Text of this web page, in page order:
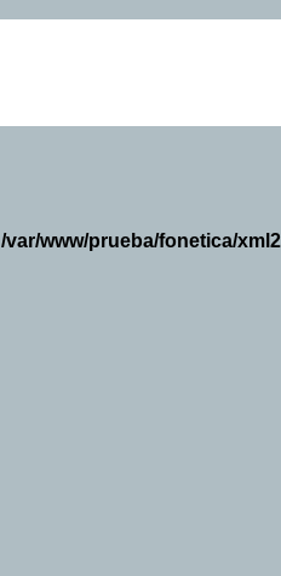
/var/www/prueba/fonetica/